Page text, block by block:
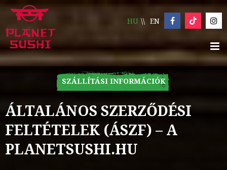
HU EN
SZÁLLÍTÁSI INFORMÁCIÓK
ÁLTALÁNOS SZERZŐDÉSI
FELTÉTELEK (ÁSZF) – A
PLANETSUSHI.HU